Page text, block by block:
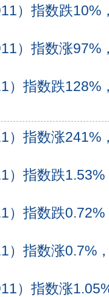
）指数跌10%
）指数涨97%
）指数跌128%
）指数涨241%
）指数跌1.53%
）指数跌0.72%
）指数涨0.7%
）指数涨